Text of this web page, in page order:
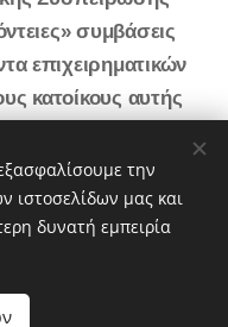
συμβάσεις
επιχειρηματικών
κατοίκους αυτής
για τα μεγάλα
την
ιστοσελίδων μας και
δυνατή εμπειρία